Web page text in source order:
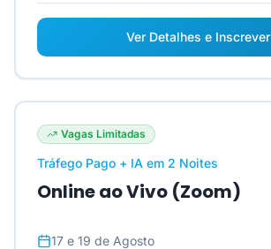
Ver Detalhes e Inscrever
Vagas Limitadas
Tráfego Pago + IA em 2 Noites
Online ao Vivo (Zoom)
17 e 19 de Agosto